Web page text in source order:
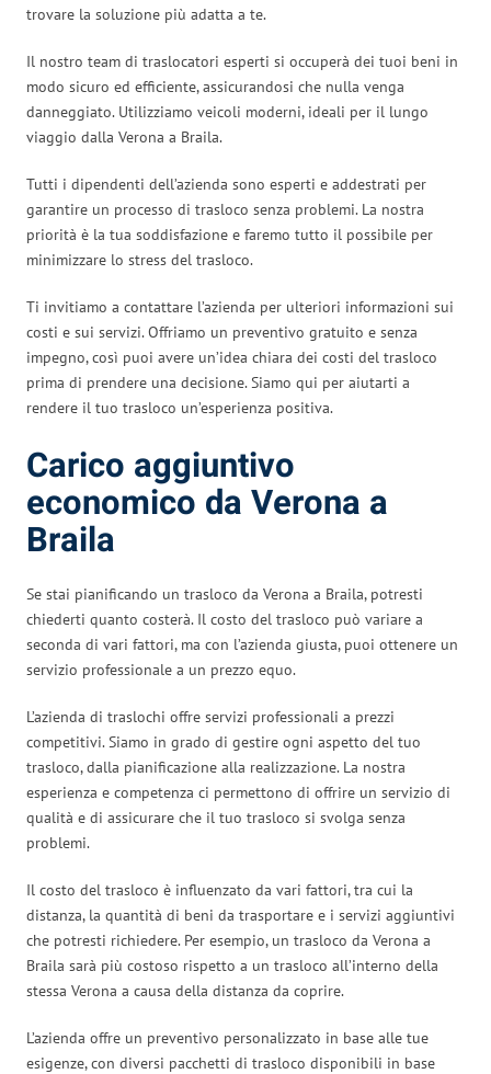
trovare la soluzione più adatta a te.
Il nostro team di traslocatori esperti si occuperà dei tuoi beni in
modo sicuro ed efficiente, assicurandosi che nulla venga
danneggiato. Utilizziamo veicoli moderni, ideali per il lungo
viaggio dalla Verona a Braila.
Tutti i dipendenti dell’azienda sono esperti e addestrati per
garantire un processo di trasloco senza problemi. La nostra
priorità è la tua soddisfazione e faremo tutto il possibile per
minimizzare lo stress del trasloco.
Ti invitiamo a contattare l’azienda per ulteriori informazioni sui
costi e sui servizi. Offriamo un preventivo gratuito e senza
impegno, così puoi avere un’idea chiara dei costi del trasloco
prima di prendere una decisione. Siamo qui per aiutarti a
rendere il tuo trasloco un’esperienza positiva.
Carico aggiuntivo
economico da Verona a
Braila
Se stai pianificando un trasloco da Verona a Braila, potresti
chiederti quanto costerà. Il costo del trasloco può variare a
seconda di vari fattori, ma con l’azienda giusta, puoi ottenere un
servizio professionale a un prezzo equo.
L’azienda di traslochi offre servizi professionali a prezzi
competitivi. Siamo in grado di gestire ogni aspetto del tuo
trasloco, dalla pianificazione alla realizzazione. La nostra
esperienza e competenza ci permettono di offrire un servizio di
qualità e di assicurare che il tuo trasloco si svolga senza
problemi.
Il costo del trasloco è influenzato da vari fattori, tra cui la
distanza, la quantità di beni da trasportare e i servizi aggiuntivi
che potresti richiedere. Per esempio, un trasloco da Verona a
Braila sarà più costoso rispetto a un trasloco all’interno della
stessa Verona a causa della distanza da coprire.
L’azienda offre un preventivo personalizzato in base alle tue
esigenze, con diversi pacchetti di trasloco disponibili in base